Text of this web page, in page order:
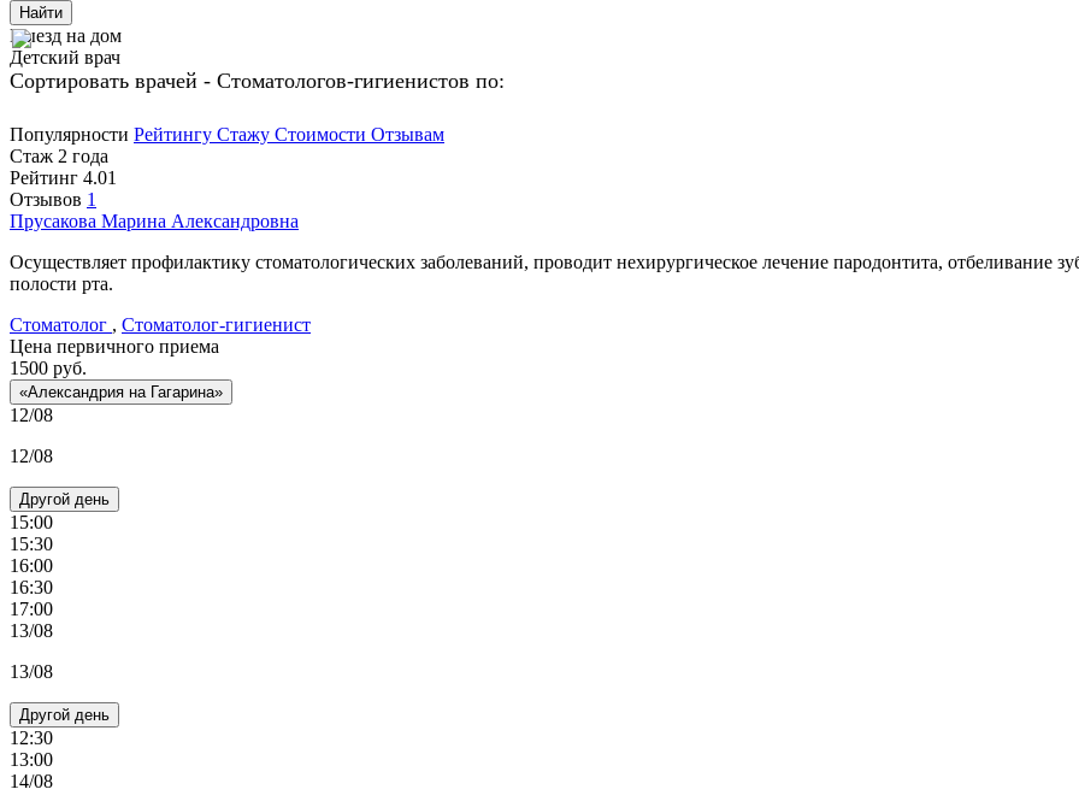
Найти
Выезд на дом
Детский врач
Сортировать врачей - Стоматологов-гигиенистов по:
Популярности Рейтингу Стажу Стоимости Отзывам
Стаж 2 года
Рейтинг 4.01
Отзывов 1
Прусакова Марина Александровна
Осуществляет профилактику стоматологических заболеваний, проводит нехирургическое лечение пародонтита, отбеливание
полости рта.
Стоматолог , Стоматолог-гигиенист
Цена первичного приема
1500 руб.
«Александрия на Гагарина»
12/08
12/08
Другой день
15:00
15:30
16:00
16:30
17:00
13/08
13/08
Другой день
12:30
13:00
14/08